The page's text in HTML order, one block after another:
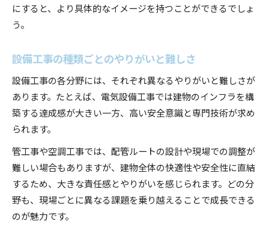
にすると、より具体的なイメージを持つことができるでしょ
う。
設備工事の種類ごとのやりがいと難しさ
設備工事の各分野には、それぞれ異なるやりがいと難しさが
あります。たとえば、電気設備工事では建物のインフラを構
築する達成感が大きい一方、高い安全意識と専門技術が求め
られます。
管工事や空調工事では、配管ルートの設計や現場での調整が
難しい場合もありますが、建物全体の快適性や安全性に直結
するため、大きな責任感とやりがいを感じられます。どの分
野も、現場ごとに異なる課題を乗り越えることで成長できる
のが魅力です。